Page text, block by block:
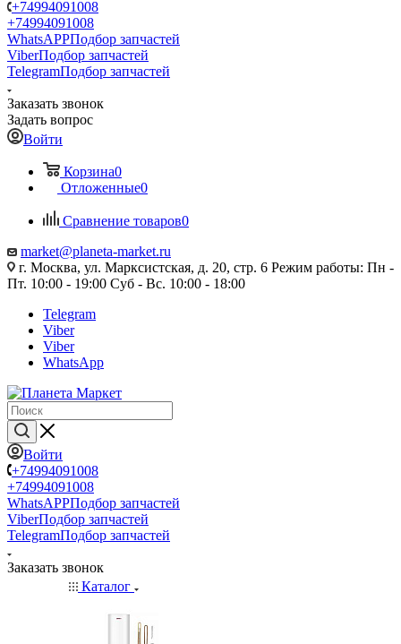
+74994091008
+74994091008
WhatsAPPПодбор запчастей
ViberПодбор запчастей
TelegramПодбор запчастей
Заказать звонок
Задать вопрос
Войти
Корзина0
Отложенные0
Сравнение товаров0
market@planeta-market.ru
г. Москва, ул. Марксистская, д. 20, стр. 6 Режим работы: Пн -
Пт. 10:00 - 19:00 Суб - Вс. 10:00 - 18:00
Telegram
Viber
Viber
WhatsApp
Войти
+74994091008
+74994091008
WhatsAPPПодбор запчастей
ViberПодбор запчастей
TelegramПодбор запчастей
Заказать звонок
Каталог